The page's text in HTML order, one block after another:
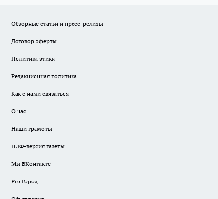
Обзорные статьи и пресс-релизы
Договор оферты
Политика этики
Редакционная политика
Как с нами связаться
О нас
Наши грамоты
ПДФ-версия газеты
Мы ВКонтакте
Pro Город